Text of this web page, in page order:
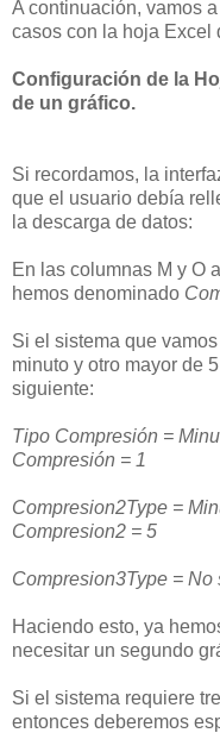
A continuación, vamos
casos con la hoja Excel
Configuración de la
de un gráfico.
Si recordamos, la
que el usuario debía
la descarga de datos:
En las columnas M y O
hemos denominado
Si el sistema que
minuto y otro mayor de
siguiente:
Tipo Compresión =
Compresión = 1
Compresion2Type =
Compresion2 = 5
Compresion3Type = No
Haciendo esto, ya
necesitar un segundo
Si el sistema requiere
entonces deberemos